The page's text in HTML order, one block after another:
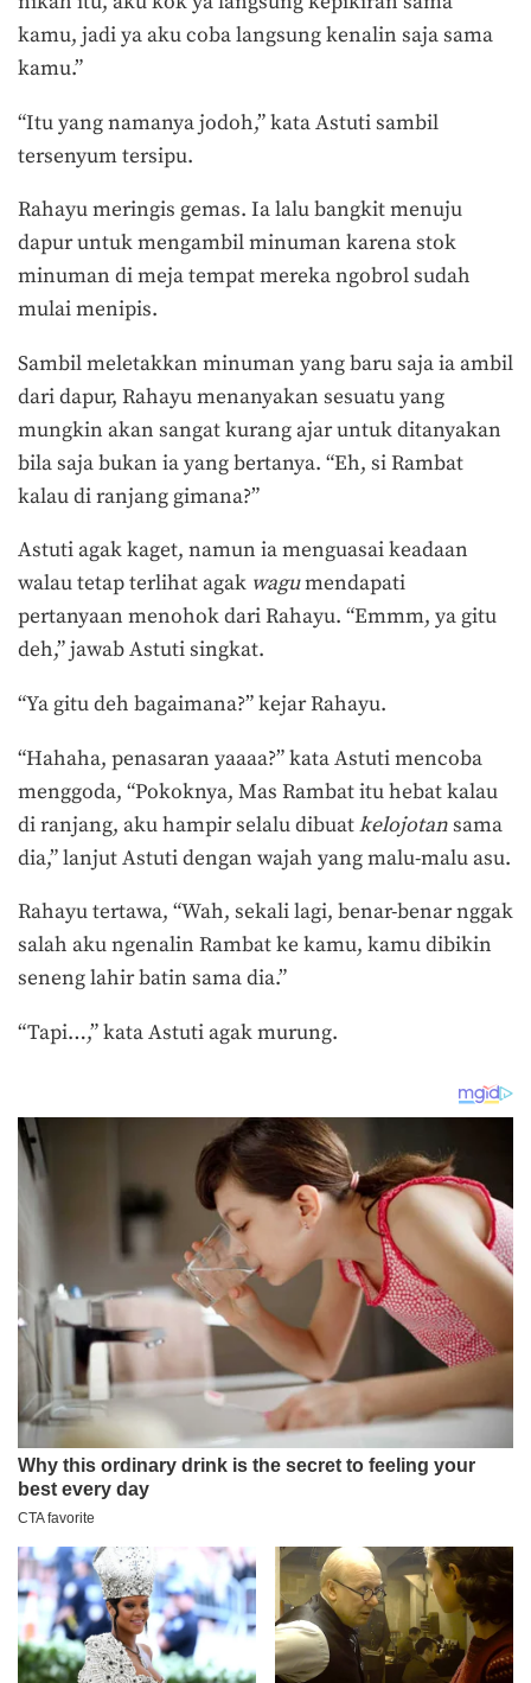
kamu, jadi ya aku coba langsung kenalin saja sama
kamu.”
“Itu yang namanya jodoh,” kata Astuti sambil
tersenyum tersipu.
Rahayu meringis gemas. Ia lalu bangkit menuju
dapur untuk mengambil minuman karena stok
minuman di meja tempat mereka ngobrol sudah
mulai menipis.
Sambil meletakkan minuman yang baru saja ia ambil
dari dapur, Rahayu menanyakan sesuatu yang
mungkin akan sangat kurang ajar untuk ditanyakan
bila saja bukan ia yang bertanya. “Eh, si Rambat
kalau di ranjang gimana?”
Astuti agak kaget, namun ia menguasai keadaan
walau tetap terlihat agak wagumendapati
pertanyaan menohok dari Rahayu. “Emmm, ya gitu
deh,” jawab Astuti singkat.
“Ya gitu deh bagaimana?” kejar Rahayu.
“Hahaha, penasaran yaaaa?” kata Astuti mencoba
menggoda, “Pokoknya, Mas Rambat itu hebat kalau
di ranjang, aku hampir selalu dibuatkelojotansama
dia,” lanjut Astuti dengan wajah yang malu-malu asu.
Rahayu tertawa, “Wah, sekali lagi, benar-benar nggak
salah aku ngenalin Rambat ke kamu, kamu dibikin
seneng lahir batin sama dia.”
“Tapi…,” kata Astuti agak murung.